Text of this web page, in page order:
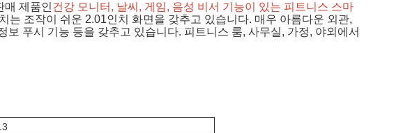
매 제품인건강 모니터, 날씨, 게임, 음성 비서 기능이 있는 피트니스 스마
는 조작이 쉬운 2.01인치 화면을 갖추고 있습니다. 매우 아름다운 외관,
푸시 기능 등을 갖추고 있습니다. 피트니스 룸, 사무실, 가정, 야외에서